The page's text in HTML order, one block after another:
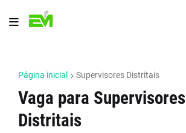
Página inicial Supervisores Distritais
Vaga para Supervisores
Distritais